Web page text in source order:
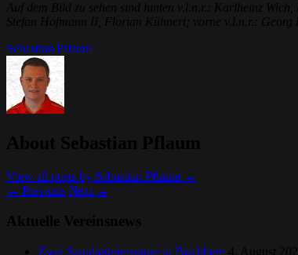
Auf dem Bild zu sehen sind hinten v.l.n.r.: Karlheinz
Stefan Hofmann II, Florian Kühnert; vorne v.l.n.r.:
Sebastian Pflaum
About Sebastian Pflaum
View all posts by Sebastian Pflaum →
← Previous Next →
Aktuelle Vereinsnews
Zwei Standardgegentore in Bischberg 4. August